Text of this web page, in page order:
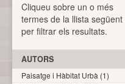
Cliqueu sobre un o més
termes de la llista següent
per filtrar els resultats.
AUTORS
Paisatge i Hàbitat Urbà (1)